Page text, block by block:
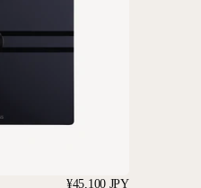
¥45,100 JPY